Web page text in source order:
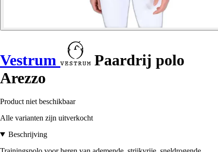
Vestrum
Paardrij polo
Arezzo
Product niet beschikbaar
Alle varianten zijn uitverkocht
Beschrijving